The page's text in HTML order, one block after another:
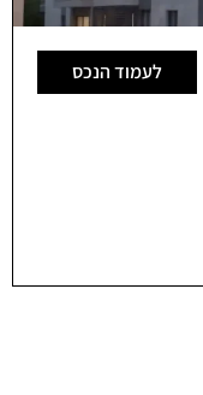
לעמוד הנכס